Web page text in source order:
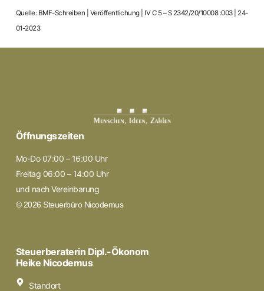
Quelle: BMF-Schreiben | Veröffentlichung | IV C 5 – S 2342/20/10008 :003 | 24-
01-2023
Öffnungszeiten
Mo-Do 07:00 – 16:00 Uhr
Freitag 06:00 – 14:00 Uhr
und nach Vereinbarung
© 2026 Steuerbüro Nicodemus
Steuerberaterin Dipl.-Ökonom
Heike Nicodemus
Standort